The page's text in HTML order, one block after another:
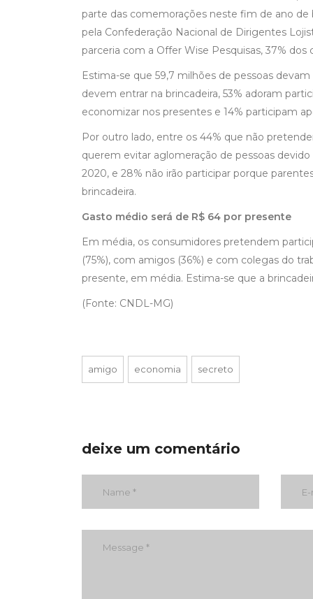
parte das comemorações neste fim de ano
pela Confederação Nacional de Dirigentes
parceria com a Offer Wise Pesquisas, 37%
Estima-se que 59,7 milhões de pessoas
devem entrar na brincadeira, 53% adoram
economizar nos presentes e 14% participam
Por outro lado, entre os 44% que não
querem evitar aglomeração de pessoas
2020, e 28% não irão participar porque
brincadeira.
Gasto médio será de R$ 64 por presente
Em média, os consumidores pretendem
(75%), com amigos (36%) e com colegas do
presente, em média. Estima-se que a
(Fonte: CNDL-MG)
amigo economia secreto
deixe um comentário